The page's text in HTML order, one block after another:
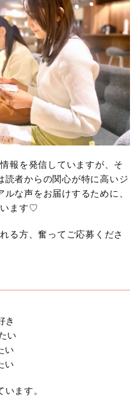
報を発信していますが、そ
読者からの関心が特に高いジ
な声をお届けするために、
います♡
る方、奮ってご応募くださ
き
い
い
い
ます。